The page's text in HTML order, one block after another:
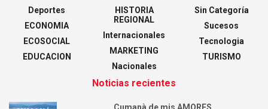
Deportes
ECONOMIA
ECOSOCIAL
EDUCACION
HISTORIA
REGIONAL
Internacionales
MARKETING
Nacionales
Sin Categoría
Sucesos
Tecnologia
TURISMO
Noticias recientes